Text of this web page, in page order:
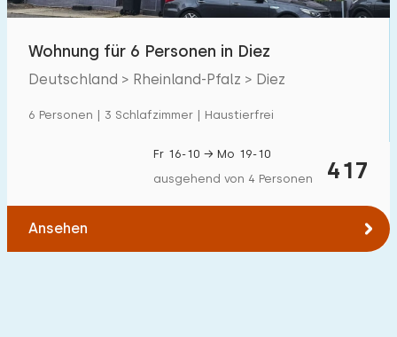
Wohnung für 6 Personen in Diez
Deutschland > Rheinland-Pfalz > Diez
6 Personen | 3 Schlafzimmer | Haustierfrei
417
Fr 16-10 → Mo 19-10
ausgehend von 4 Personen
Ansehen